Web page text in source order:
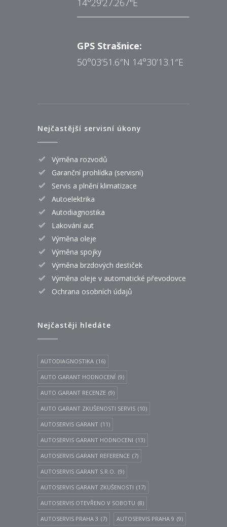
14°29'27.267"E
GPS Strašnice:
50°03’51.6″N 14°30’13.1″E
Nejčastější servisní úkony
Výměna rozvodů
Garanční prohlídka (servisní)
Servis a plnění klimatizace
Autoelektrika
Autodiagnostika
Lakování aut
Výměna oleje
Výměna spojky
Výměna brzdových destiček
Výměna oleje v automatické převodovce
Ochrana osobních údajů
Nejčastěji hledáte
AUTODIAGNOSTIKA (16)
AUTO GARANT HODNOCENÍ (9)
AUTO GARANT RECENZE (9)
AUTO GARANT ZKUŠENOSTI SERVIS (10)
AUTOSERVIS GARANT (11)
AUTOSERVIS GARANT HODNOCENI (13)
AUTOSERVIS GARANT REFERENCE (7)
AUTOSERVIS GARANT S.R.O. (9)
AUTOSERVIS GARANT ZKUŠENOSTI (17)
AUTOSERVIS OTEVŘENO V SOBOTU (8)
AUTOSERVIS PRAHA 3 (7) AUTOSERVIS PRAHA 9 (9)